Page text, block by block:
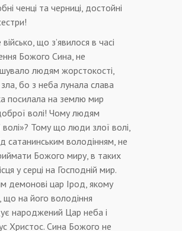
ченці та черниці, достойні
що з’явилося в часі
Божого Сина, не
людям жорстокості,
зла, бо з неба лунала слава
посилала на землю мир
волі! Чому людям
Тому що люди злої волі,
сатанинським володінням, не
Божого миру, в таких
у серці на Господній мир.
демонові цар Ірод, якому
що на його володіння
народжений Цар неба і
Христос. Сина Божого не